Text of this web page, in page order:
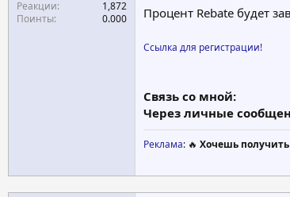
Реакции
1,872
Поинты
0.000 Процент Rebate будет
Ссылка для регистрации!
Связь со мной:
Через личные
Реклама: 🔥 Хочешь получить